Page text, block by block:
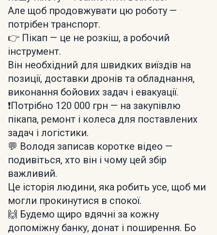
Але щоб продовжувати цю роботу —
потрібен транспорт.
👉 Пікап — це не розкіш, а робочий
інструмент.
Він необхідний для швидких виїздів на
позиції, доставки дронів та обладнання,
виконання бойових задач і евакуації.
❗️Потрібно 120 000 грн — на закупівлю
пікапа, ремонт і колеса для поставлених
задач і логістики.
💬 Володя записав коротке відео —
подивіться, хто він і чому цей збір
важливий.
Це історія людини, яка робить усе, щоб ми
могли прокинутися в спокої.
🙌 Будемо щиро вдячні за кожну
допоміжну банку, донат і поширення. Бо